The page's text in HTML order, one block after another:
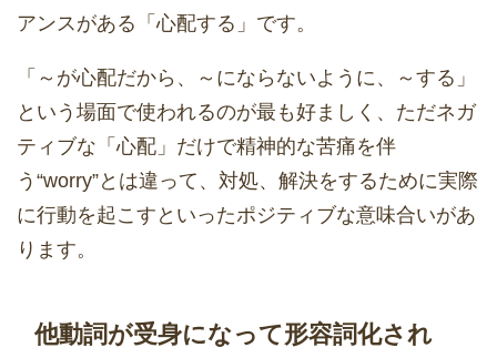
アンスがある「心配する」です。
「～が心配だから、～にならないように、～する」
という場面で使われるのが最も好ましく、ただネガ
ティブな「心配」だけで精神的な苦痛を伴
う“worry”とは違って、対処、解決をするために実際
に行動を起こすといったポジティブな意味合いがあ
ります。
他動詞が受身になって形容詞化され